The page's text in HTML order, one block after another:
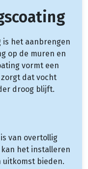
is het aanbrengen
op de muren en
vormt een
dat vocht
droog blijft.
van overtollig
het installeren
uitkomst bieden.